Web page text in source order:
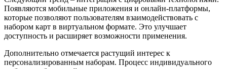
Появляются мобильные приложения и онлайн-платформы,
которые позволяют пользователям взаимодействовать с
набором карт в виртуальном формате. Это улучшает
доступность и расширяет возможности применения.
Дополнительно отмечается растущий интерес к
персонализированным наборам. Процесс индивидуального